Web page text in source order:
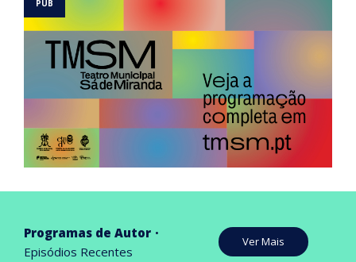
Programas de Autor
Episódios Recentes
Ver Mais